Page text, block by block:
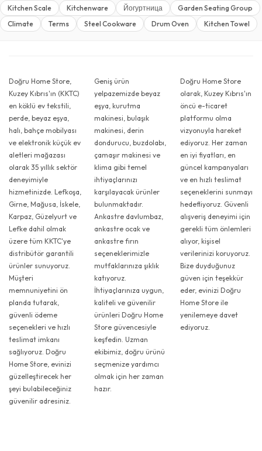
Kitchen Scale Kitchenware Йогуртница
Garden Seating Group
Climate
Terms Steel Cookware Drum Oven Kitchen Towel
Doğru Home Store,
Kuzey Kıbrıs'ın (KKTC)
en köklü ev tekstili,
perde, beyaz eşya,
halı, bahçe mobilyası
ve elektronik küçük ev
aletleri mağazası
olarak 35 yıllık sektör
deneyimiyle
hizmetinizde. Lefkoşa,
Girne, Mağusa, İskele,
Karpaz, Güzelyurt ve
Lefke dahil olmak
üzere tüm KKTC'ye
distribütör garantili
ürünler sunuyoruz.
Müşteri
memnuniyetini ön
planda tutarak,
güvenli ödeme
seçenekleri ve hızlı
teslimat imkanı
sağlıyoruz. Doğru
Home Store, evinizi
güzelleştirecek her
şeyi bulabileceğiniz
güvenilir adresiniz.
Geniş ürün
yelpazemizde beyaz
eşya, kurutma
makinesi, bulaşık
makinesi, derin
dondurucu, buzdolabı,
çamaşır makinesi ve
klima gibi temel
ihtiyaçlarınızı
karşılayacak ürünler
bulunmaktadır.
Ankastre davlumbaz,
ankastre ocak ve
ankastre fırın
seçeneklerimizle
mutfaklarınıza şıklık
katıyoruz.
İhtiyaçlarınıza uygun,
kaliteli ve güvenilir
ürünleri Doğru Home
Store güvencesiyle
keşfedin. Uzman
ekibimiz, doğru ürünü
seçmenize yardımcı
olmak için her zaman
hazır.
Doğru Home Store
olarak, Kuzey Kıbrıs'ın
öncü e-ticaret
platformu olma
vizyonuyla hareket
ediyoruz. Her zaman
en iyi fiyatları, en
güncel kampanyaları
ve en hızlı teslimat
seçeneklerini sunmayı
hedefliyoruz. Güvenli
alışveriş deneyimi için
gerekli tüm önlemleri
alıyor, kişisel
verilerinizi koruyoruz.
Bize duyduğunuz
güven için teşekkür
eder, evinizi Doğru
Home Store ile
yenilemeye davet
ediyoruz.